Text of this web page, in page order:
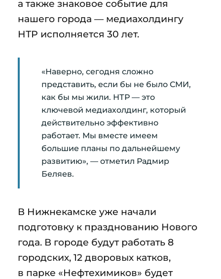
а также знаковое событие для
нашего города — медиахолдингу
НТР исполняется 30 лет.
«Наверно, сегодня сложно
представить, если бы не было СМИ,
как бы мы жили. НТР — это
ключевой медиахолдинг, который
действительно эффективно
работает. Мы вместе имеем
большие планы по дальнейшему
развитию», — отметил Радмир
Беляев.
В Нижнекамске уже начали
подготовку к празднованию Нового
года. В городе будут работать 8
городских, 12 дворовых катков,
в парке «Нефтехимиков» будет